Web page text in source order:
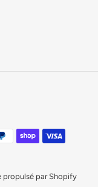
propulsé par Shopify